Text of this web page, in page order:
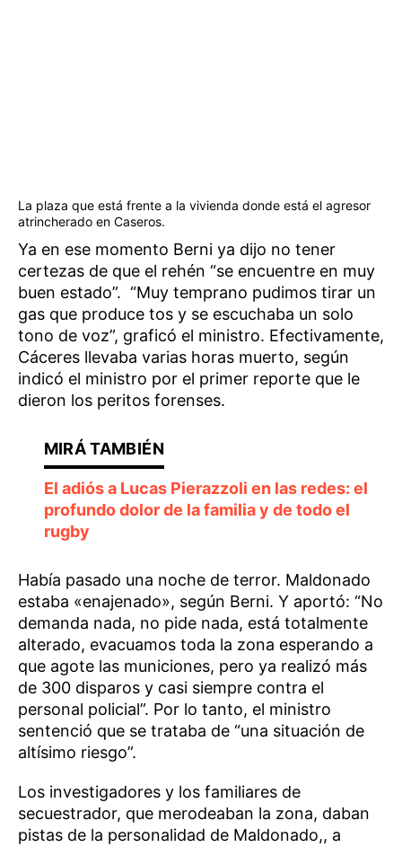
La plaza que está frente a la vivienda donde está el agresor
atrincherado en Caseros.
Ya en ese momento Berni ya dijo no tener
certezas de que el rehén “se encuentre en muy
buen estado”. “Muy temprano pudimos tirar un
gas que produce tos y se escuchaba un solo
tono de voz”, graficó el ministro. Efectivamente,
Cáceres llevaba varias horas muerto, según
indicó el ministro por el primer reporte que le
dieron los peritos forenses.
El adiós a Lucas Pierazzoli en las redes: el
profundo dolor de la familia y de todo el
rugby
Había pasado una noche de terror. Maldonado
estaba «enajenado», según Berni. Y aportó: “No
demanda nada, no pide nada, está totalmente
alterado, evacuamos toda la zona esperando a
que agote las municiones, pero ya realizó más
de 300 disparos y casi siempre contra el
personal policial”. Por lo tanto, el ministro
sentenció que se trataba de “una situación de
altísimo riesgo”.
Los investigadores y los familiares de
secuestrador, que merodeaban la zona, daban
pistas de la personalidad de Maldonado,, a